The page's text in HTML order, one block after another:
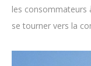
les consommateurs
se tourner vers la